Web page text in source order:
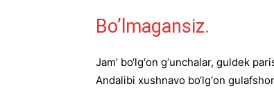
Bo’lmagansiz.
Jam’ bo‘lg‘on g‘unchalar, guldek
Andalibi xushnavo bo‘lg‘on